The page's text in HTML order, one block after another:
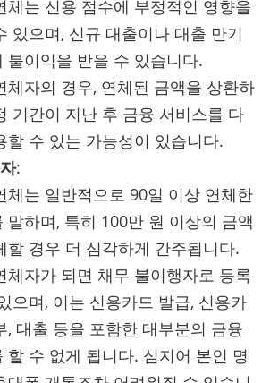
체는 신용 점수에 부정적인 영향을
있으며, 신규 대출이나 대출 만기
불이익을 받을 수 있습니다.
체자의 경우, 연체된 금액을 상환하
기간이 지난 후 금융 서비스를 다
할 수 있는 가능성이 있습니다.
:
체는 일반적으로 90일 이상 연체한
말하며, 특히 100만 원 이상의 금액
할 경우 더 심각하게 간주됩니다.
체자가 되면 채무 불이행자로 등록
으며, 이는 신용카드 발급, 신용카
, 대출 등을 포함한 대부분의 금융
할 수 없게 됩니다. 심지어 본인 명